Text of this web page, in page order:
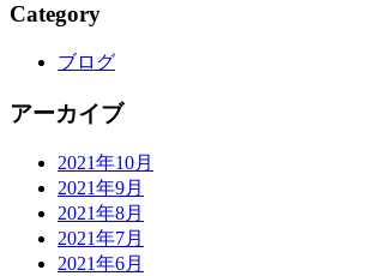
Category
ブログ
アーカイブ
2021年10月
2021年9月
2021年8月
2021年7月
2021年6月